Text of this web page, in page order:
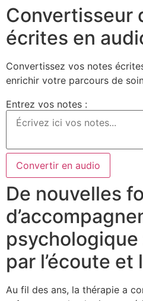
Convertisseur
écrites en
Convertissez vos notes
enrichir votre parcours de
Entrez vos notes :
Convertir en audio
De nouvelles
par l’écoute et
Au fil des ans, la thérapie a